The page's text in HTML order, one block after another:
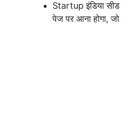
Startup इंडिया
पेज पर आना होगा, जो